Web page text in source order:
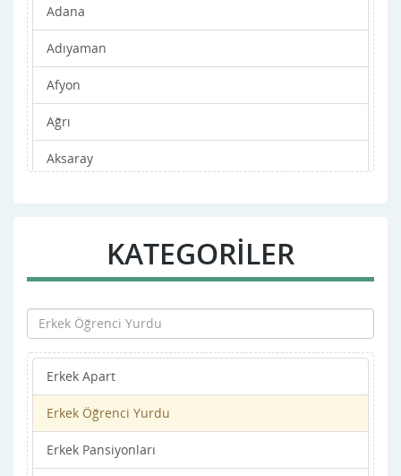
Adana
Adıyaman
Afyon
Ağrı
Aksaray
Ardahan
Artvin
Aydın
Balıkesir
Bartın
KATEGORİLER
Erkek Apart
Erkek Öğrenci Yurdu
Erkek Pansiyonları